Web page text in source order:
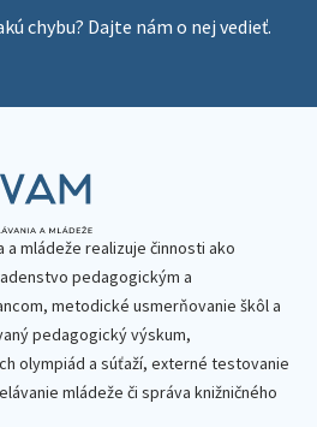
chybu? Dajte nám o nej vedieť.
mládeže realizuje činnosti ako
pedagogickým a
metodické usmerňovanie škôl a
pedagogický výskum,
olympiád a súťaží, externé testovanie
mládeže či správa knižničného